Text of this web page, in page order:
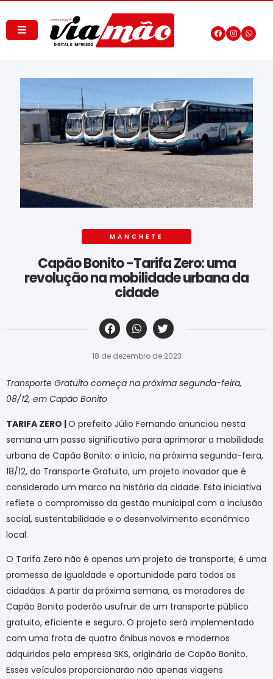
MANCHETE
Capão Bonito -Tarifa Zero: uma
revolução na mobilidade urbana da
cidade
‎ ‎ ‎ ‎ ‎ ‎ ‎ ‎ ‎ ‎ ‎ ‎ ‎ ‎ ‎ ‎ ‎ ‎ ‎ ‎ ‎ ‎ ‎ ‎ ‎ ‎ ‎ ‎ ‎ ‎ ‎
18 de dezembro de 2023
Transporte Gratuito começa na próxima segunda-feira,
08/12, em Capão Bonito
TARIFA ZERO |O prefeito Júlio Fernando anunciou nesta
semana um passo significativo para aprimorar a mobilidade
urbana de Capão Bonito: o início, na próxima segunda-feira,
18/12, do Transporte Gratuito, um projeto inovador que é
considerado um marco na história da cidade. Esta iniciativa
reflete o compromisso da gestão municipal com a inclusão
social, sustentabilidade e o desenvolvimento econômico
local.
O Tarifa Zero não é apenas um projeto de transporte; é uma
promessa de igualdade e oportunidade para todos os
cidadãos. A partir da próxima semana, os moradores de
Capão Bonito poderão usufruir de um transporte público
gratuito, eficiente e seguro. O projeto será implementado
com uma frota de quatro ônibus novos e modernos
adquiridos pela empresa SKS, originária de Capão Bonito.
Esses veículos proporcionarão não apenas viagens